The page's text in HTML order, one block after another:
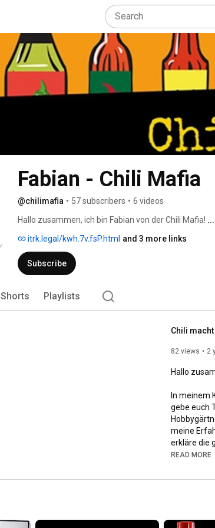
Fabian - Chili Mafia
@chilimafia • 57 subscribers • 6 videos
Hallo zusammen, ich bin Fabian von der Chili Mafia!
itrk.legal/kwh.7v.fsP.html and 3 more links
Subscribe
Shorts Playlists
Chili
82 views 2
Hallo
In meinem
gebe euch
meine
erkläre die
eine
READ MORE